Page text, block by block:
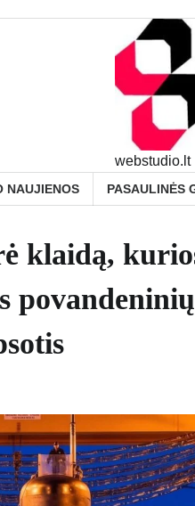
webstudio.lt
NAUJIENOS PASAULINĖS
klaidą,